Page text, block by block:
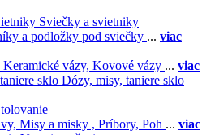
Sviečky a svietniky
a podložky pod sviečky ... viac
Keramické vázy, Kovové vázy ... viac
Dózy, misy, taniere sklo
Misy a misky , Príbory, Poh ... viac